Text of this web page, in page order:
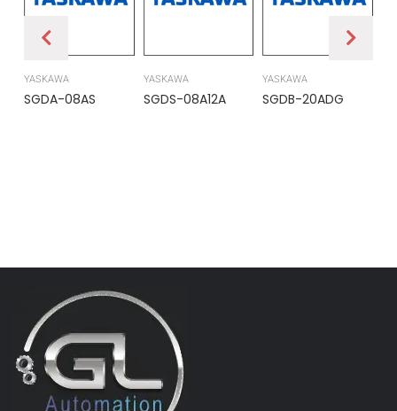
YASKAWA
SGDA-08AS
YASKAWA
SGDS-08A12A
YASKAWA
SGDB-20ADG